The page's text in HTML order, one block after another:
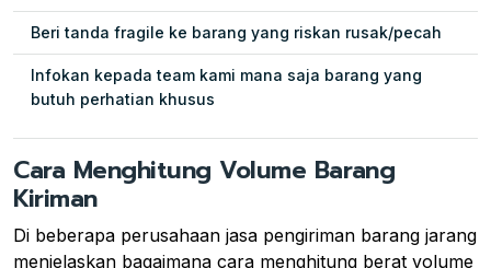
Beri tanda fragile ke barang yang riskan rusak/pecah
Infokan kepada team kami mana saja barang yang
butuh perhatian khusus
Cara Menghitung Volume Barang
Kiriman
Di beberapa perusahaan jasa pengiriman barang jarang
menjelaskan bagaimana cara menghitung berat volume